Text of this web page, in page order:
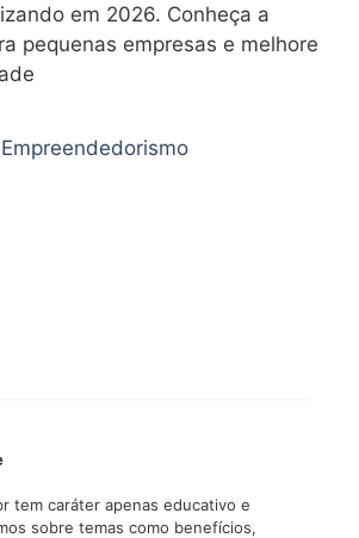
em 2026. Conheça a
pequenas empresas e melhore
tem caráter apenas educativo e
sobre temas como benefícios,